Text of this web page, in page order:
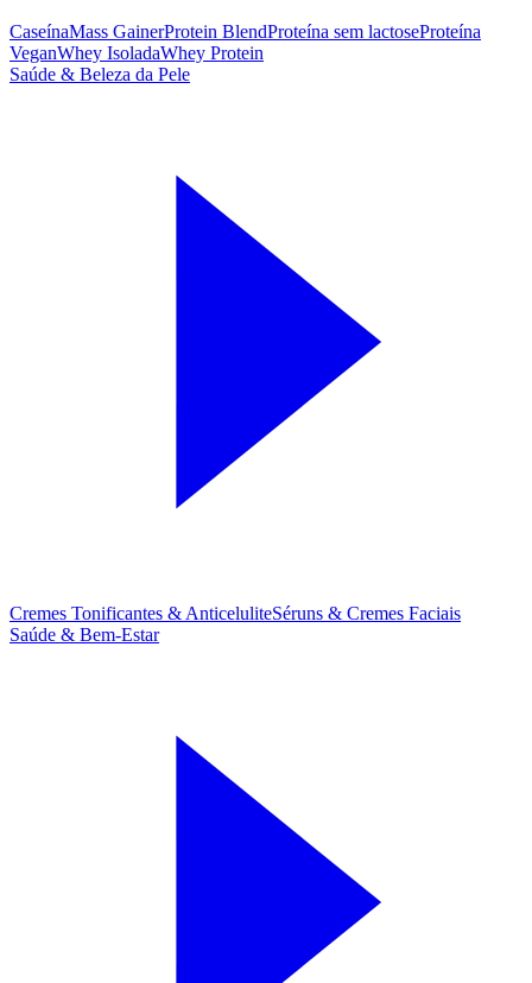
CaseínaMass GainerProtein BlendProteína sem lactoseProteína
VeganWhey IsoladaWhey Protein
Saúde & Beleza da Pele
Cremes Tonificantes & AnticeluliteSéruns & Cremes Faciais
Saúde & Bem-Estar